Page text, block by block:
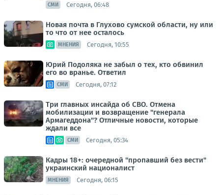
СМИ Сегодня, 06:48
Новая почта в Глухово сумской области, ну или
то что от нее осталось
МНЕНИЯ Сегодня, 10:55
Юрий Подоляка не забыл о тех, кто обвинил
его во вранье. Ответил
СМИ Сегодня, 07:12
Три главных инсайда об СВО. Отмена
мобилизации и возвращение "генерала
Армагеддона"? Отличные новости, которые
ждали все
СМИ Сегодня, 05:34
Кадры 18+: очередной "пропавший без вести"
украинский националист
МНЕНИЯ Сегодня, 06:15